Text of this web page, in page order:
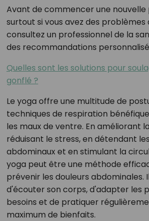
Avant de commencer une nouvelle
surtout si vous avez des problèmes
consultez un professionnel de la
des recommandations
Quelles sont les solutions pour
gonflé ?
Le yoga offre une multitude de
techniques de respiration
les maux de ventre. En améliorant
réduisant le stress, en détendant
abdominaux et en stimulant la
yoga peut être une méthode
prévenir les douleurs
d'écouter son corps, d'adapter les
besoins et de pratiquer
maximum de bienfaits.